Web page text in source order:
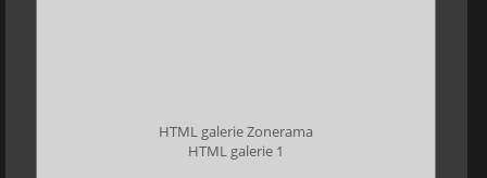
HTML galerie Zonerama
HTML galerie 1